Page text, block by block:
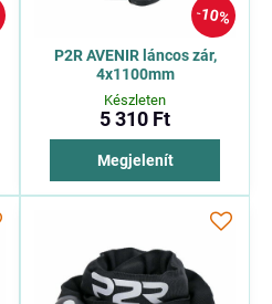
10%
P2R AVENIR láncos zár,
4x1100mm
Készleten
5 310 Ft
Megjelenít